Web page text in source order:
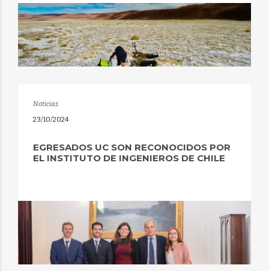
Noticias
23/10/2024
EGRESADOS UC SON RECONOCIDOS POR
EL INSTITUTO DE INGENIEROS DE CHILE